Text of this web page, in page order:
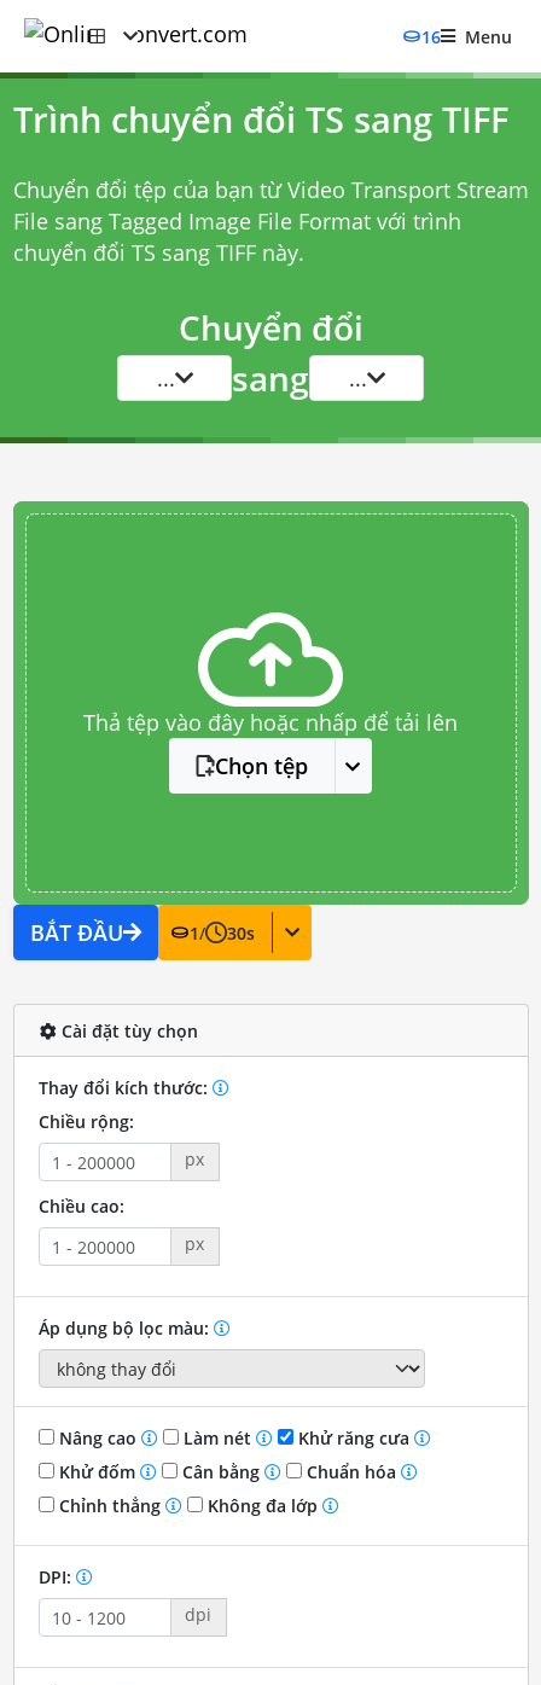
16 Menu
Trình chuyển đổi TS sang TIFF
Chuyển đổi tệp của bạn từ Video Transport Stream
File sang Tagged Image File Format với trình
chuyển đổi TS sang TIFFnày.
Chuyển đổi
... sang ...
Thả tệp vào đây hoặc nhấp để tải lên
Chọn tệp
BẮT ĐẦU 1/ 30s
Cài đặt tùy chọn
Thay đổi kích thước:
Chiều rộng:
px
Chiều cao:
px
Áp dụng bộ lọc màu:
Nâng cao Làm nét
Khử răng cưa
Khử đốm
Cân bằng
Chuẩn hóa
Chỉnh thẳng
Không đa lớp
DPI:
dpi